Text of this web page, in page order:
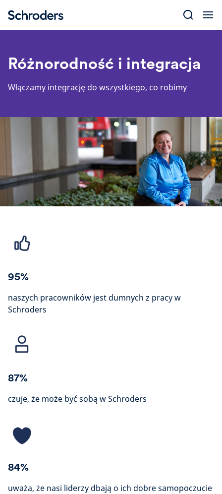
content
Różnorodność i integracja
Włączamy integrację do wszystkiego, co robimy
95%
naszych pracowników jest dumnych z pracy w
Schroders
87%
czuje, że może być sobą w Schroders
84%
uważa, że nasi liderzy dbają o ich dobre samopoczucie